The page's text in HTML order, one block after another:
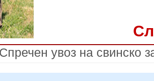
Спречен увоз на свинско